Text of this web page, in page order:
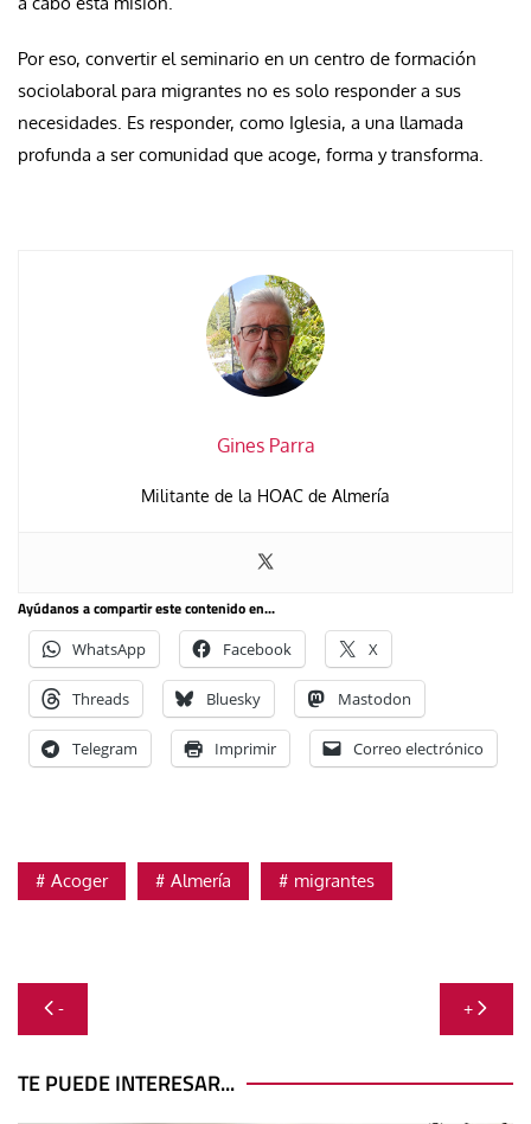
Por eso, convertir el seminario en un centro de formación
sociolaboral para migrantes no es solo responder a sus
necesidades. Es responder, como Iglesia, a una llamada
profunda a ser comunidad que acoge, forma y transforma.
Gines Parra
Militante de la HOAC de Almería
Ayúdanos a compartir este contenido en...
WhatsApp Facebook X
Threads Bluesky Mastodon
Telegram Imprimir Correo electrónico
Acoger Almería migrantes
Navegación
de
entradas
- +
TE PUEDE INTERESAR...